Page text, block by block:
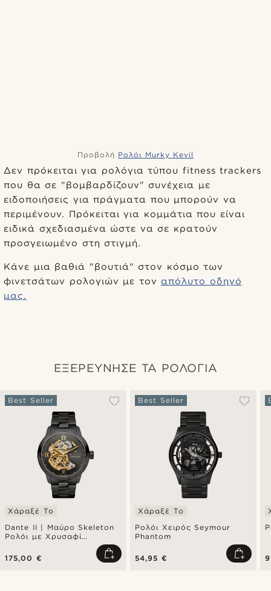
Προβολή Ρολόι Murky Kevil
Δεν πρόκειται για ρολόγια τύπου fitness trackers
που θα σε "βομβαρδίζουν" συνέχεια με
ειδοποιήσεις για πράγματα που μπορούν να
περιμένουν. Πρόκειται για κομμάτια που είναι
ειδικά σχεδιασμένα ώστε να σε κρατούν
προσγειωμένο στη στιγμή.
Κάνε μια βαθιά "βουτιά" στον κόσμο των
φινετσάτων ρολογιών με τον απόλυτο οδηγό
μας.
ΕΞΕΡΕΥΝΗΣΕ ΤΑ ΡΟΛΟΓΙΑ
Dante II | Μαύρο Skeleton
Ρολόι με Χρυσαφί
Best Seller
Χάραξέ Το
175,00 €
Ρολόι Χειρός Seymour
Phantom
Best Seller
Χάραξέ Το
54,95 €